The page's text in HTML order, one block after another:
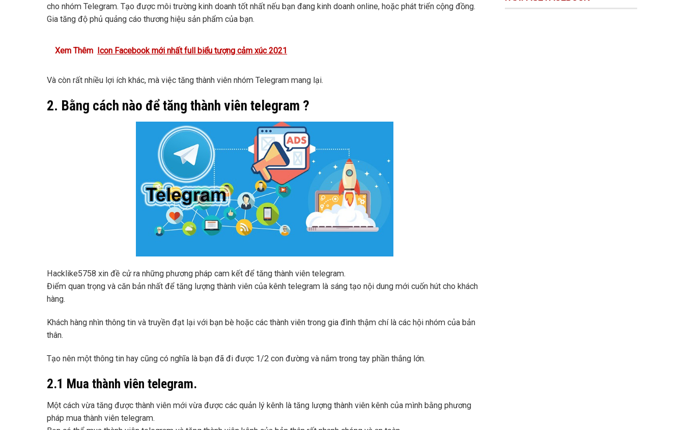
cho nhóm Telegram. Tạo được môi trường kinh doanh tốt nhất nếu bạn đang kinh doanh online, hoặc phát triển cộng đồng.
Gia tăng độ phủ quảng cáo thương hiệu sản phẩm của bạn.
Xem Thêm Icon Facebook mới nhất full biểu tượng cảm xúc 2021
Và còn rất nhiều lợi ích khác, mà việc tăng thành viên nhóm Telegram mang lại.
2. Bằng cách nào để tăng thành viên telegram ?
Hacklike5758 xin đề cử ra những phương pháp cam kết để tăng thành viên telegram.
Điểm quan trọng và căn bản nhất để tăng lượng thành viên của kênh telegram là sáng tạo nội dung mới cuốn hút cho khách
hàng.
Khách hàng nhìn thông tin và truyền đạt lại với bạn bè hoặc các thành viên trong gia đình thậm chí là các hội nhóm của bản
thân.
Tạo nên một thông tin hay cũng có nghĩa là bạn đã đi được 1/2 con đường và nắm trong tay phần thắng lớn.
2.1 Mua thành viên telegram.
Một cách vừa tăng được thành viên mới vừa được các quản lý kênh là tăng lượng thành viên kênh của mình bằng phương
pháp mua thành viên telegram.